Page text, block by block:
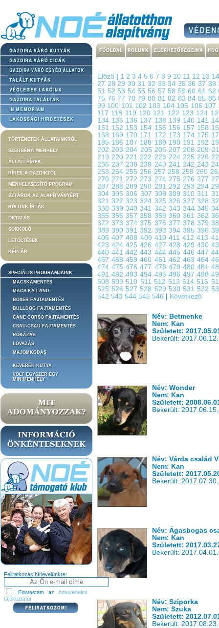
TÖRTÉNETEK ÁLLATAINKRÓL
SZERGÉNYI MENHELY
ÁLLATI HÍREK
HÍREK A GAZDIKTÓL
MENHELYSEGÍTŐ PROGRAM
SZTÁROK AZ ALAPÍTVÁNYÉRT
RÓLUNK ÍRTÁK
OKTATÁS
SOKKOLÓ
LETÖLTÉSEK
KÉPTÁR
SPECIÁLIS PROGRAMJAINK
MACSKAMENTÉS
MACS-KA-LAND
BOXER FAJTAMENTÉS
BULLDOG FAJTAMENTÉS
CANE CORSO FAJTAMENTÉS
CSAU-CSAU FAJTAMENTÉS
RÓKÁZÁS
LOVAZÁS
MAJOMKODÁS
KEVERÉK KUTYA
VOLT EGYSZER EGY
MINIMENHELY
Feliratkozás hírlevelünkre:
Elolvastam az Adatvédelmi
tájékoztatót
Előző 1 2 3 4 5 6 7 8 9 10 11 12 13
27 2829 303132 3334 353637 38
51 52 53 54 55 56 57 58 596061 62
75 7677 787980 8182 838485 86
99 100 101 102 103 104 105 106 107
117 118 119 120 121 122 123 124
134 135 136 137 138 139 140 141
151 152 153 154 155 156 157 158
168 169 170 171 172 173 174 175
185 186 187 188 189 190 191 192
202203204 205 206 207208209
219220221222 223 224 225 226
236237238239 240 241 242 243
253 254 255 256 257258259260
270271272273 274 275 276 277
287288289290 291 292 293 294
304305306 307 308 309310311
321322323324 325 326 327 328
338339340341 342 343 344 345
355356357358 359 360 361 362
372373374375 376 377 378 379
389390391392 393 394 395 396
406407408 409 410 411412413
423424425426 427 428 429 430
440441442443 444 445 446 447
457458459460 461 462 463 464
474475476477 478 479 480 481
491492493494 495 496 497 498
508 509 510 511 512 513 514 515
525 526 527 528 529 530 531 532
542 543 544 545 546 Következő
Név: Betmenke
Nem: Kan
Született:
Bekerült: 2017.06.12.
Név: Wonder
Nem: Kan
Született:
Bekerült: 2017.06.15.
Név: Várda család
Nem: Kan
Született:
Bekerült: 2017.07.30.
Név: Ágasbogas
Nem: Kan
Született:
Bekerült: 2017.04.01.
Név: Sziporka
Nem: Szuka
Született:
Bekerült: 2017.08.23.